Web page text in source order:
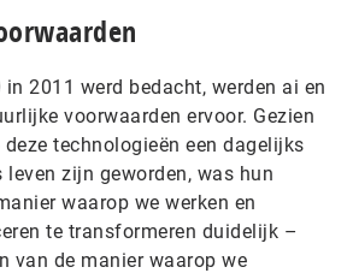
2011 werd bedacht, werden ai en
voorwaarden ervoor. Gezien
technologieën een dagelijks
leven zijn geworden, was hun
waarop we werken en
te transformeren duidelijk –
van de manier waarop we